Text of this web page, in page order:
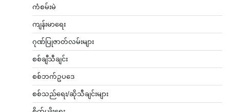
ကံစမ်းမဲ
ကျန်းမာရေး
ဂုဏ်ပြုဇာတ်လမ်းများ
စစ်ချီသီချင်း
စစ်ဘက်ဥပဒေ
စစ်သည်ရေး/ဆိုသီချင်းများ